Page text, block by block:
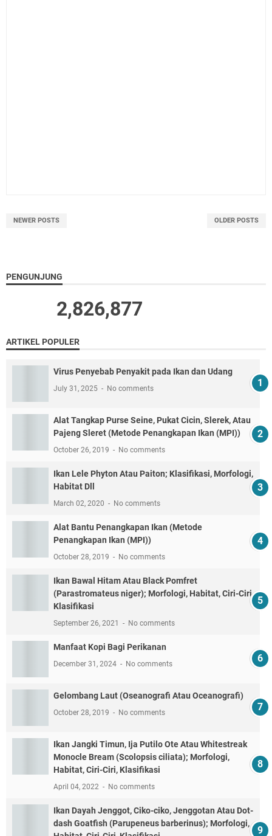
NEWER POSTS OLDER POSTS
PENGUNJUNG
2,826,877
ARTIKEL POPULER
Virus Penyebab Penyakit pada Ikan dan Udang
July 31, 2025 No comments
Alat Tangkap Purse Seine, Pukat Cicin, Slerek, Atau
Pajeng Sleret (Metode Penangkapan Ikan (MPI))
October 26, 2019 No comments
Ikan Lele Phyton Atau Paiton; Klasifikasi, Morfologi,
Habitat Dll
March 02, 2020 No comments
Alat Bantu Penangkapan Ikan (Metode
Penangkapan Ikan (MPI))
October 28, 2019 No comments
Ikan Bawal Hitam Atau Black Pomfret
(Parastromateus niger); Morfologi, Habitat, Ciri-Ciri,
Klasifikasi
September 26, 2021 No comments
Manfaat Kopi Bagi Perikanan
December 31, 2024 No comments
Gelombang Laut (Oseanografi Atau Oceanografi)
October 28, 2019 No comments
Ikan Jangki Timun, Ija Putilo Ote Atau Whitestreak
Monocle Bream (Scolopsis ciliata); Morfologi,
Habitat, Ciri-Ciri, Klasifikasi
April 04, 2022 No comments
Ikan Dayah Jenggot, Ciko-ciko, Jenggotan Atau Dot-
dash Goatfish (Parupeneus barberinus); Morfologi,